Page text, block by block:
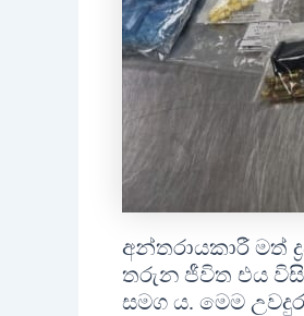
අන්තරායකාරී මත්
තරුන ජීවිත එය
සමග ය. මෙම